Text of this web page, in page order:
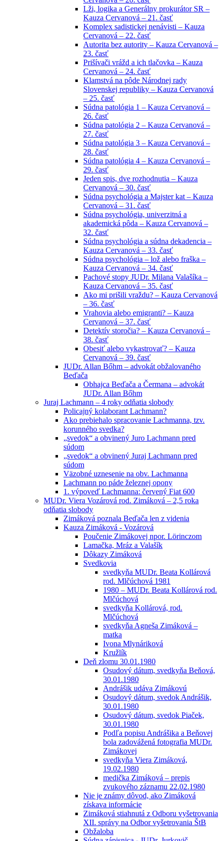
Lži, logika a Generálny prokurátor SR –
Kauza Cervanová – 21. časť
Komplex sadistickej nenávisti – Kauza
Cervanová – 22. časť
Autorita bez autority – Kauza Cervanová –
23. časť
Prišívači vrážd a ich tlačovka – Kauza
Cervanová – 24. časť
Klamstvá na pôde Národnej rady
Slovenskej republiky – Kauza Cervanová
– 25. časť
Súdna patológia 1 – Kauza Cervanová –
26. časť
Súdna patológia 2 – Kauza Cervanová –
27. časť
Súdna patológia 3 – Kauza Cervanová –
28. časť
Súdna patológia 4 – Kauza Cervanová –
29. časť
Jeden spis, dve rozhodnutia – Kauza
Cervanová – 30. časť
Súdna psychológia a Majster kat – Kauza
Cervanová – 31. časť
Súdna psychológia, univerzitná a
akademická pôda – Kauza Cervanová –
32. časť
Súdna psychológia a súdna dekadencia –
Kauza Cervanová – 33. časť
Súdna psychológia – lož alebo fraška –
Kauza Cervanová – 34. časť
Pachové stopy JUDr. Milana Valašíka –
Kauza Cervanová – 35. časť
Ako mi prišili vraždu? – Kauza Cervanová
– 36. časť
Vrahovia alebo emigranti? – Kauza
Cervanová – 37. časť
Detektív storočia? – Kauza Cervanová –
38. časť
Obesiť alebo vykastrovať? – Kauza
Cervanová – 39. časť
JUDr. Allan Bőhm – advokát obžalovaného
Beďača
Obhajca Beďača a Čermana – advokát
JUDr. Allan Bőhm
Juraj Lachmann – 4 roky odňatia slobody
Policajný kolaborant Lachmann?
Ako prebiehalo spracovanie Lachmanna, tzv.
korunného svedka?
„svedok“ a obvinený Juro Lachmann pred
súdom
„svedok“ a obvinený Juraj Lachmann pred
súdom
Väzobné uznesenie na obv. Lachmanna
Lachmann po páde železnej opony
1. výpoveď Lachmanna: červený Fiat 600
MUDr. Viera Vozárová rod. Zimáková – 2,5 roka
odňatia slobody
Zimáková poznala Beďača len z videnia
Kauza Zimáková - Vozárová
Poučenie Zimákovej npor. Lörinczom
Lamačka, Mráz a Valašík
Dôkazy Zimáková
Svedkovia
svedkyňa MUDr. Beata Kollárová
rod. Mlčúchová 1981
1980 – MUDr. Beata Kollárová rod.
Mlčúchová
svedkyňa Kollárová, rod.
Mlčúchová
svedkyňa Agneša Zimáková –
matka
Ivona Mlynáriková
Kružlík
Deň zlomu 30.01.1980
Osudový dátum, svedkyňa Beňová,
30.01.1980
Andrášik udáva Zimákovú
Osudový dátum, svedok Andrášik,
30.01.1980
Osudový dátum, svedok Piaček,
30.01.1980
Podľa popisu Andrášika a Beňovej
bola zadovážená fotografia MUDr.
Zimákovej
svedkyňa Viera Zimáková,
19.02.1980
medička Zimáková – prepis
zvukového záznamu 22.02.1980
Nie je známy dôvod, ako Zimáková
získava informácie
Zimáková stiahnutá z Odboru vyšetrovania
XII. správy na Odbor vyšetrovania ŠtB
Obžaloba